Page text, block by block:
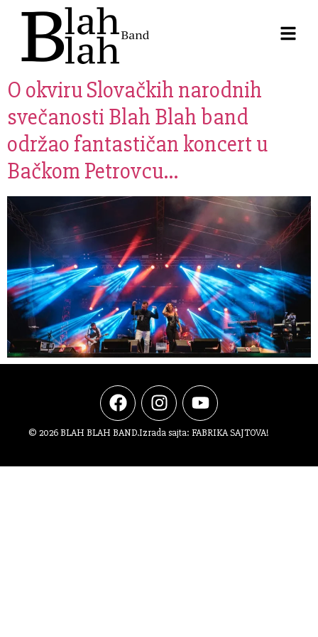
O okviru Slovačkih narodnih
svečanosti Blah Blah band
održao fantastičan koncert u
Bačkom Petrovcu…
© 2026 BLAH BLAH BAND.Izrada sajta: FABRIKA SAJTOVA!